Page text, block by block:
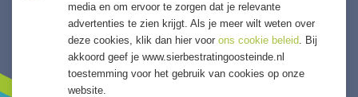
ALLE ERVARINGEN
media en om ervoor te zorgen dat je relevante
advertenties te zien krijgt. Als je meer wilt weten over
deze cookies, klik dan hier voor ons cookie beleid. Bij
akkoord geef je www.sierbestratingoosteinde.nl
toestemming voor het gebruik van cookies op onze
website.